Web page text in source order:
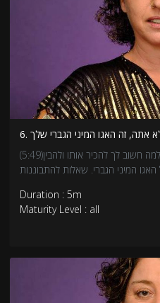
(5:49)מהו האגו האגו המיני הגברי ולמה חשוב לך להכיר אותו ולהבין
המיני הגברי. שאלות להתבוננות
שלך?- מה מעצים את הערך העצמי
המיני שלך?
Duration : 5m
Maturity Level : all